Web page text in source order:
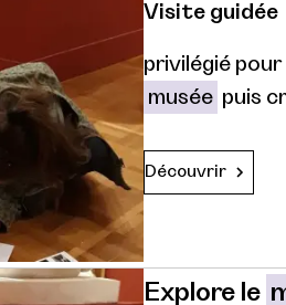
Visite guidée
privilégié
musée puis
Découvrir
Explore le